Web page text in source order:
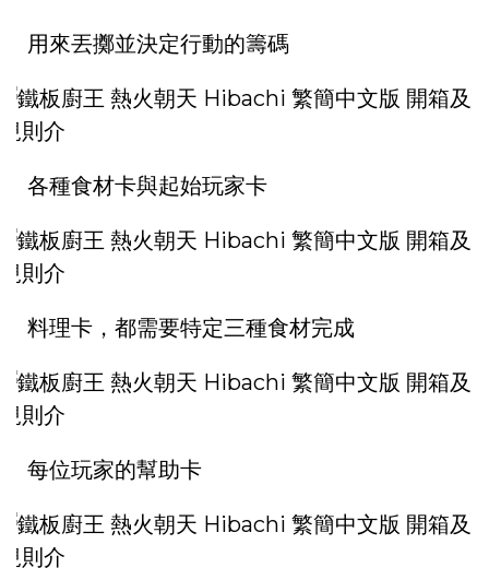
用來丟擲並決定行動的籌碼
各種食材卡與起始玩家卡
料理卡，都需要特定三種食材完成
每位玩家的幫助卡